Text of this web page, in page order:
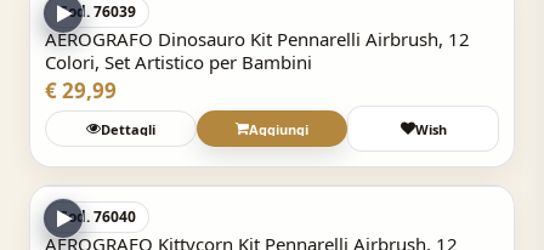
Cod. 76039
AEROGRAFO Dinosauro Kit Pennarelli Airbrush, 12
Colori, Set Artistico per Bambini
€ 29,99
Dettagli Aggiungi Wish
Acquisto Veloce
Cod. 76040
AEROGRAFO Kittycorn Kit Pennarelli Airbrush, 12